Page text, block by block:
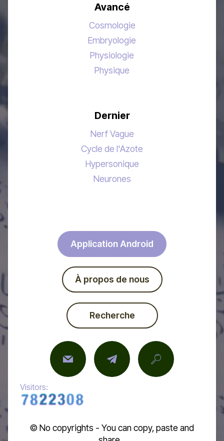
Avancé
Cosmologie
Embryologie
Physiologie
Physique
Dernier
Nerf Vague
Cycle de l'Azote
Hypersonique
Neurones
Application Android
À propos de nous
Recherche
Visitors:
© No copyrights - You can copy, paste and